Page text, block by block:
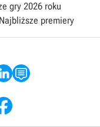
gry 2026 roku
Najbliższe premiery